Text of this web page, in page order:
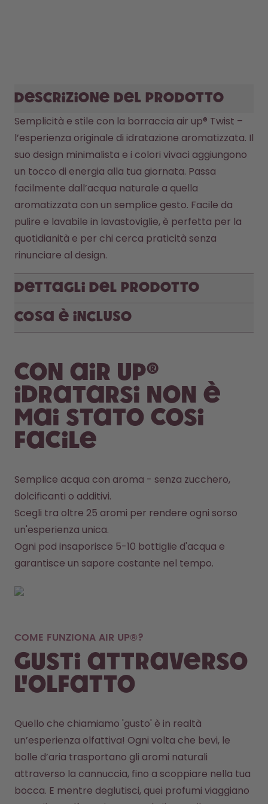
Descrizione del prodotto
Semplicità e stile con la borraccia air up® Twist –
l’esperienza originale di idratazione aromatizzata. Il
suo design minimalista e i colori vivaci aggiungono
un tocco di energia alla tua giornata. Passa
facilmente dall’acqua naturale a quella
aromatizzata con un semplice gesto. Facile da
pulire e lavabile in lavastoviglie, è perfetta per la
quotidianità e per chi cerca praticità senza
rinunciare al design.
Dettagli del prodotto
Cosa è incluso
Con air up®
idratarsi non è
mai stato cosi
facile
Semplice acqua con aroma - senza zucchero,
dolcificanti o additivi.
Scegli tra oltre 25 aromi per rendere ogni sorso
un'esperienza unica.
Ogni pod insaporisce 5-10 bottiglie d'acqua e
garantisce un sapore costante nel tempo.
COME FUNZIONA AIR UP®?
Gusti attraverso
l'olfatto
Quello che chiamiamo 'gusto' è in realtà
un’esperienza olfattiva! Ogni volta che bevi, le
bolle d’aria trasportano gli aromi naturali
attraverso la cannuccia, fino a scoppiare nella tua
bocca. E mentre deglutisci, quei profumi viaggiano